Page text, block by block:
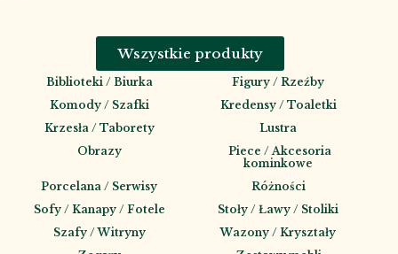
Wszystkie produkty
Biblioteki / Biurka
Figury / Rzeźby
Komody / Szafki
Kredensy / Toaletki
Krzesła / Taborety
Lustra
Obrazy
Piece / Akcesoria
kominkowe
Porcelana / Serwisy
Różności
Sofy / Kanapy / Fotele
Stoły / Ławy / Stoliki
Szafy / Witryny
Wazony / Kryształy